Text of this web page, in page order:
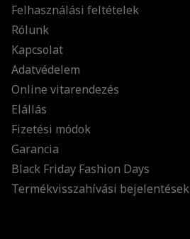
Felhasználási feltételek
Rólunk
Kapcsolat
Adatvédelem
Online vitarendezés
Elállás
Fizetési módok
Garancia
Black Friday Fashion Days
Termékvisszahívási bejelentések